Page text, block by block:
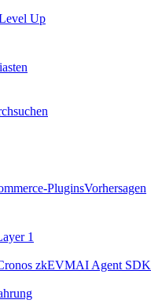
Up
PluginsVorhersagen
1
zkEVMAI Agent SDK